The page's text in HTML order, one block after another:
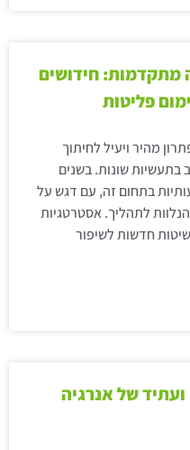
מתקדמות: חידושים
פליטות
מהיר ויעיל לחיתוך
שונות. בשנים
בתחום זה, עם דגש על
לתהליך. אסטרטגיות
חדשות לשיפור
של אנרגיה